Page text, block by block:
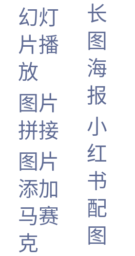
幻灯
片播
放
图片
拼接
图片
添加
马赛
克
长
图
海
报
小
红
书
配
图